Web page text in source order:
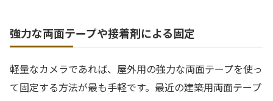
強力な両面テープや接着剤による固定
軽量なカメラであれば、屋外用の強力な両面テープを使っ
て固定する方法が最も手軽です。最近の建築用両面テープ